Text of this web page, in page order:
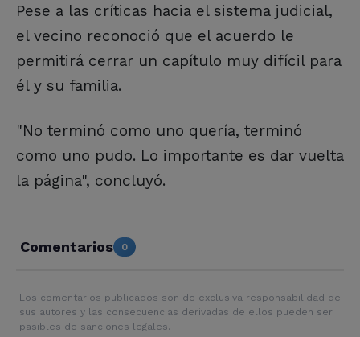
Pese a las críticas hacia el sistema judicial,
el vecino reconoció que el acuerdo le
permitirá cerrar un capítulo muy difícil para
él y su familia.
"No terminó como uno quería, terminó
como uno pudo. Lo importante es dar vuelta
la página", concluyó.
Comentarios 0
Los comentarios publicados son de exclusiva responsabilidad de
sus autores y las consecuencias derivadas de ellos pueden ser
pasibles de sanciones legales.